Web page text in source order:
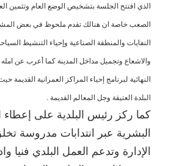
الذي افتتح الجلسة بتشخيص الوضع العام وتثمين
الصعب خاصة ان هنالك تقدم ملحوظ في بعض
النفايات والمنطقة الصناعية وإحياء التنشيط
والاشعاع وتجميل مداخل المدينة كما أعرب عن امله
النهائية لبرنامج إحياء المراكز العمرانية
البلدة العتيقة وجل المعالم القديمة .
كما ركز رئيس البلدية على إعطاء
البشرية عبر انتدابات مدروسة
الإدارة وتدعم العمل البلدي فنيا